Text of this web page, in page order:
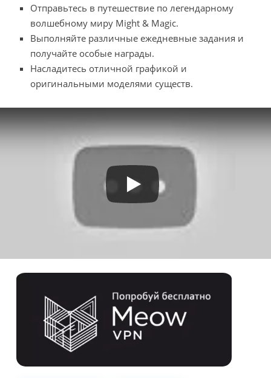
Отправьтесь в путешествие по легендарному
волшебному миру Might & Magic.
Выполняйте различные ежедневные задания и
получайте особые награды.
Насладитесь отличной графикой и
оригинальными моделями существ.